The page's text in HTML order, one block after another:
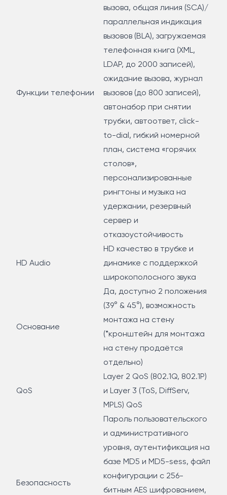
Функции телефонии
вызова, общая линия (SCA)/
параллельная индикация
вызовов (BLA), загружаемая
телефонная книга (XML,
LDAP, до 2000 записей),
ожидание вызова, журнал
вызовов (до 800 записей),
автонабор при снятии
трубки, автоответ, click-
to-dial, гибкий номерной
план, система «горячих
столов»,
персонализированные
рингтоны и музыка на
удержании, резервный
сервер и
отказоустойчивость
HD Audio
HD качество в трубке и
динамике с поддержкой
широкополосного звука
Основание
Да, доступно 2 положения
(39° & 45°), возможность
монтажа на стену
(*кронштейн для монтажа
на стену продаётся
отдельно)
QoS
Layer 2 QoS (802.1Q, 802.1P)
и Layer 3 (ToS, DiffServ,
MPLS) QoS
Безопасность
Пароль пользовательского
и административного
уровня, аутентификация на
базе MD5 и MD5-sess, файл
конфигурации с 256-
битным AES шифрованием,